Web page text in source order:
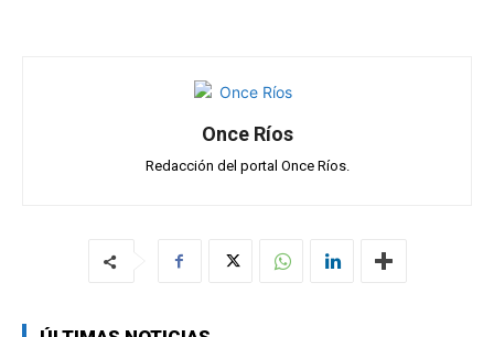
Once Ríos
Redacción del portal Once Ríos.